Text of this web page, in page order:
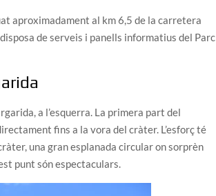
aproximadament al km 6,5 de la carretera
de serveis i panells informatius del Parc
a l’esquerra. La primera part del
fins a la vora del cràter. L’esforç té
una gran esplanada circular on sorprèn
punt són espectaculars.